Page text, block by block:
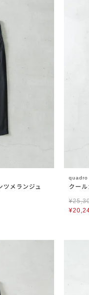
ツメランジュ
quadro
クー
¥
¥